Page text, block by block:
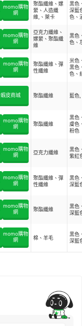
momo購物
網
聚酯纖維、嫘
縈、人造纖
維,、萊卡
黑色
深藍
色、
momo購物
網
亞克力纖維、
嫘縈、聚酯纖
維
黑色
色、
momo購物
網
聚酯纖維、彈
性纖維
米色
黑色
色、
蝦皮商城 聚酯纖維 藍色
momo購物
網
聚酯纖維
黑色
膚色
粉色
momo購物
網
亞克力纖維
黑色
紫紅
momo購物
網
聚酯纖維、彈
性纖維
黑色
深藍
momo購物
網
聚酯纖維
黑色
深藍
momo購物
網
棉、羊毛
黑色
深藍